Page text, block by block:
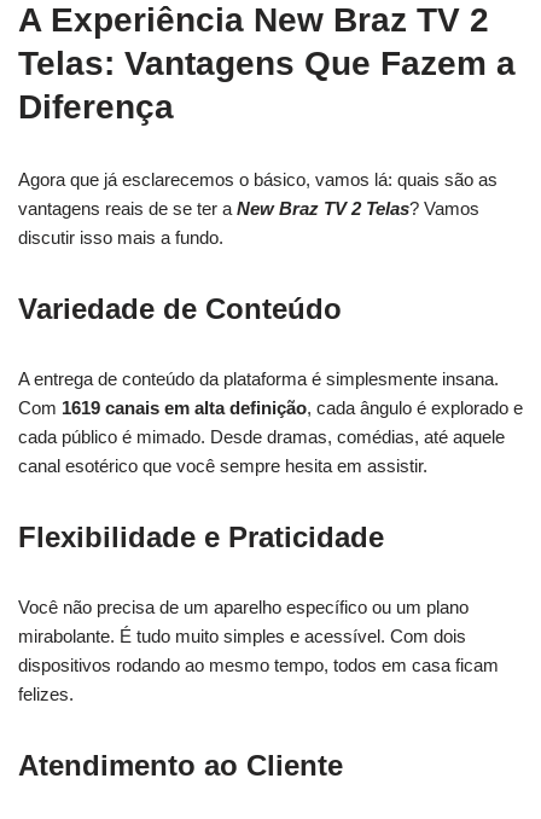
A Experiência New Braz TV 2
Telas: Vantagens Que Fazem a
Diferença
Agora que já esclarecemos o básico, vamos lá: quais são as
vantagens reais de se ter a New Braz TV 2 Telas? Vamos
discutir isso mais a fundo.
Variedade de Conteúdo
A entrega de conteúdo da plataforma é simplesmente insana.
Com 1619 canais em alta definição, cada ângulo é explorado e
cada público é mimado. Desde dramas, comédias, até aquele
canal esotérico que você sempre hesita em assistir.
Flexibilidade e Praticidade
Você não precisa de um aparelho específico ou um plano
mirabolante. É tudo muito simples e acessível. Com dois
dispositivos rodando ao mesmo tempo, todos em casa ficam
felizes.
Atendimento ao Cliente